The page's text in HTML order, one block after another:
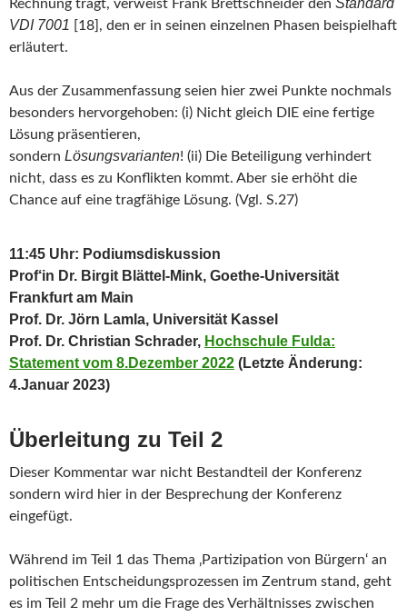
Rechnung trägt, verweist Frank Brettschneider den Standard
VDI 7001 [18], den er in seinen einzelnen Phasen beispielhaft
erläutert.
Aus der Zusammenfassung seien hier zwei Punkte nochmals
besonders hervorgehoben: (i) Nicht gleich DIE eine fertige
Lösung präsentieren,
sondern Lösungsvarianten! (ii) Die Beteiligung verhindert
nicht, dass es zu Konflikten kommt. Aber sie erhöht die
Chance auf eine tragfähige Lösung. (Vgl. S.27)
11:45 Uhr: Podiumsdiskussion
Prof‘in Dr. Birgit Blättel-Mink, Goethe-Universität
Frankfurt am Main
Prof. Dr. Jörn Lamla, Universität Kassel
Prof. Dr. Christian Schrader, Hochschule Fulda:
Statement vom 8.Dezember 2022 (Letzte Änderung:
4.Januar 2023)
Überleitung zu Teil 2
Dieser Kommentar war nicht Bestandteil der Konferenz
sondern wird hier in der Besprechung der Konferenz
eingefügt.
Während im Teil 1 das Thema ‚Partizipation von Bürgern‘ an
politischen Entscheidungsprozessen im Zentrum stand, geht
es im Teil 2 mehr um die Frage des Verhältnisses zwischen